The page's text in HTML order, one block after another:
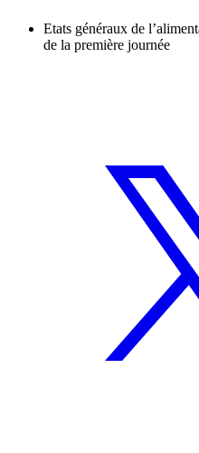
Etats généraux de
de la première journée